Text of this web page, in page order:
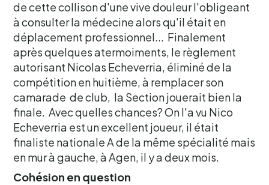
de cette collison d'une vive douleur l'obligeant
à consulter la médecine alors qu'il était en
déplacement professionnel... Finalement
après quelques atermoiments, le règlement
autorisant Nicolas Echeverria, éliminé de la
compétition en huitième, à remplacer son
camarade de club, la Section jouerait bien la
finale. Avec quelles chances? On l'a vu Nico
Echeverria est un excellent joueur, il était
finaliste nationale A de la même spécialité mais
en mur à gauche, à Agen, il y a deux mois.
Cohésion en question